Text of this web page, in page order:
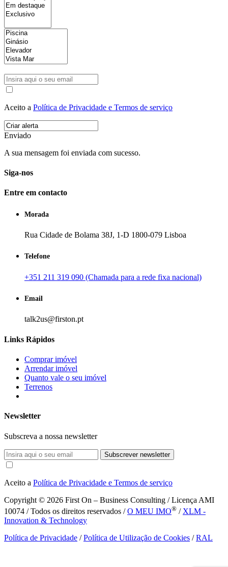
Aceito a Política de Privacidade e Termos de serviço
Enviado
A sua mensagem foi enviada com sucesso.
Siga-nos
Entre em contacto
Morada
Rua Cidade de Bolama 38J, 1-D 1800-079 Lisboa
Telefone
+351 211 319 090 (Chamada para a rede fixa nacional)
Email
talk2us@firston.pt
Links Rápidos
Comprar imóvel
Arrendar imóvel
Quanto vale o seu imóvel
Terrenos
Newsletter
Subscreva a nossa newsletter
Subscrever newsletter
Aceito a Política de Privacidade e Termos de serviço
Copyright © 2026 First On – Business Consulting / Licença AMI
10074 / Todos os direitos reservados /O MEU IMO® / XLM -
Innovation & Technology
Política de Privacidade /Política de Utilização de Cookies /RAL